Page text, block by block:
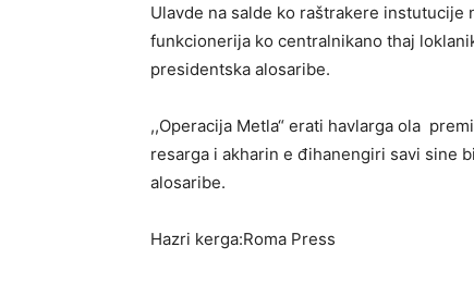
Ulavde na salde ko raštrakere instutucije
funkcionerija ko centralnikano thaj
presidentska alosaribe.
,,Operacija Metla“ erati havlarga ola
resarga i akharin e đihanengiri savi sine
alosaribe.
Hazri kerga:Roma Press